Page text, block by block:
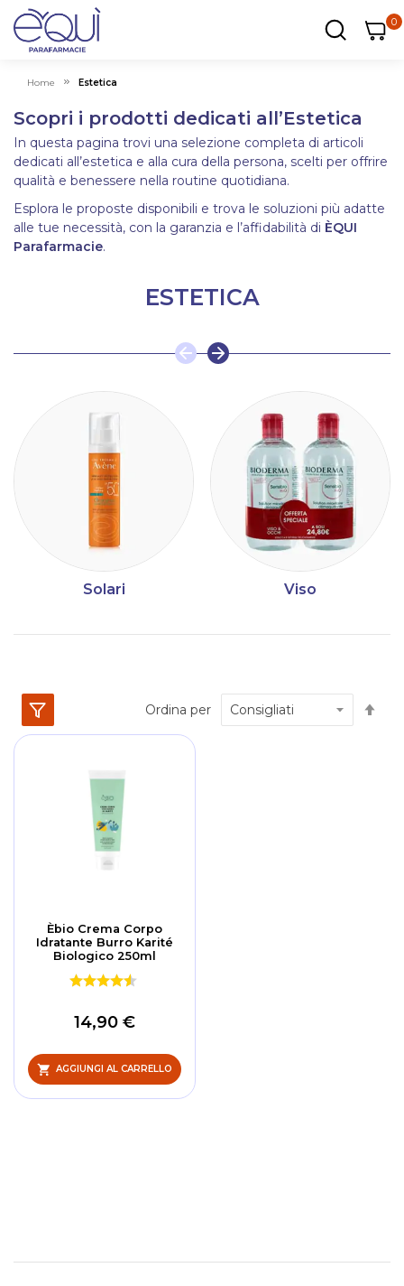
00
Home Estetica
Scopri i prodotti dedicati all’Estetica
In questa pagina trovi una selezione completa di articoli
dedicati all’estetica e alla cura della persona, scelti per offrire
qualità e benessere nella routine quotidiana.
Esplora le proposte disponibili e trova le soluzioni più adatte
alle tue necessità, con la garanzia e l’affidabilità di ÈQUI
Parafarmacie.
ESTETICA
Solari Viso
Ordina per
Èbio Crema Corpo
Idratante Burro Karité
Biologico 250ml
14,90 €
AGGIUNGI AL CARRELLO